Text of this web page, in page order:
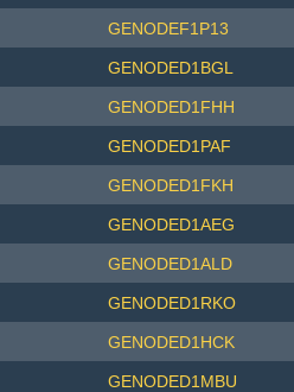
GENODEF1P13
GENODED1BGL
GENODED1FHH
GENODED1PAF
GENODED1FKH
GENODED1AEG
GENODED1ALD
GENODED1RKO
GENODED1HCK
GENODED1MBU